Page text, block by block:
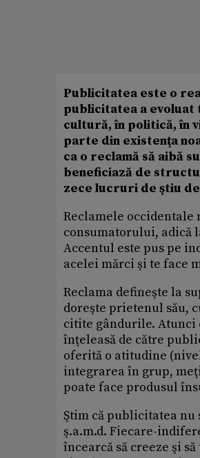
Publicitatea este o
publicitatea a evoluat
cultură, în politică, în
parte din existenţa
ca o reclamă să aibă
beneficiază de
zece lucruri de ştiu
Reclamele
consumatorului, adică
Accentul este pus pe
acelei mărci şi te face
Reclama defineşte la
doreşte prietenul său,
citite gândurile. Atunci
înţeleasă de către
oferită o atitudine
integrarea în grup,
poate face produsul
Ştim că publicitatea nu
ş.a.m.d. Fiecare-
încearcă să creeze şi